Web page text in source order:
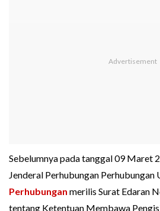
Sebelumnya pada tanggal 09 Maret
Jenderal Perhubungan Perhubungan
Perhubungan merilis Surat Edaran
tentang Ketentuan Membawa